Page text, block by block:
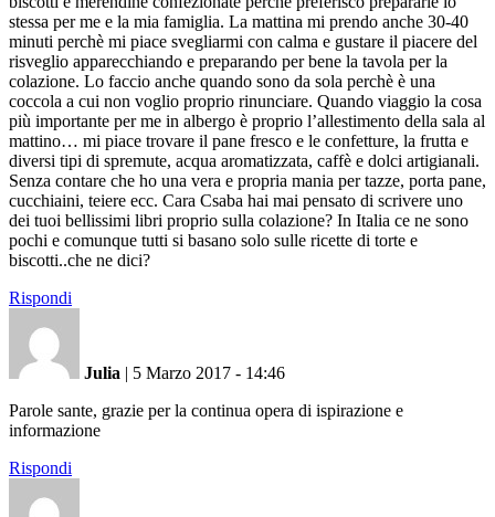
stessa per me e la mia famiglia. La mattina mi prendo anche 30-40
minuti perchè mi piace svegliarmi con calma e gustare il piacere del
risveglio apparecchiando e preparando per bene la tavola per la
colazione. Lo faccio anche quando sono da sola perchè è una
coccola a cui non voglio proprio rinunciare. Quando viaggio la cosa
più importante per me in albergo è proprio l’allestimento della sala al
mattino… mi piace trovare il pane fresco e le confetture, la frutta e
diversi tipi di spremute, acqua aromatizzata, caffè e dolci artigianali.
Senza contare che ho una vera e propria mania per tazze, porta pane,
cucchiaini, teiere ecc. Cara Csaba hai mai pensato di scrivere uno
dei tuoi bellissimi libri proprio sulla colazione? In Italia ce ne sono
pochi e comunque tutti si basano solo sulle ricette di torte e
biscotti..che ne dici?
Rispondi
Julia | 5 Marzo 2017 - 14:46
Parole sante, grazie per la continua opera di ispirazione e
informazione
Rispondi